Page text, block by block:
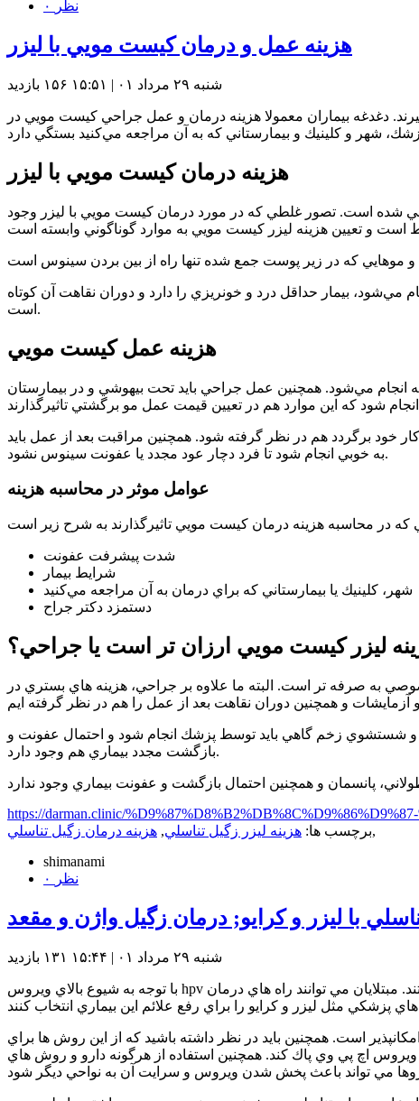
۰ نظر
هزينه عمل و درمان كيست مويي با ليزر
شنبه ۲۹ مرداد ۰۱ | ۱۵:۵۱ ۱۵۶ بازديد
دغدغه بيماران معمولا هزينه درمان و عمل جراحي كيست مويي در
هزينه درمان كيست مويي با ليزر
شده است. تصور غلطي كه در مورد درمان كيست مويي با ليزر وجود
بيمار حداقل درد و خونريزي را دارد و دوران نقاهت آن كوتاه
است.
هزينه عمل كيست مويي
مي‌شود. همچنين عمل جراحي بايد تحت بيهوشي و در بيمارستان
خود برگردد هم در نظر گرفته شود. همچنين مراقبت بعد از عمل بايد
به خوبي انجام شود تا فرد دچار عود مجدد يا عفونت سينوس نشود.
عوامل موثر در محاسبه هزينه
شدت پيشرفت عفونت
شرايط بيمار
شهر، كلينيك يا بيمارستاني كه براي درمان به آن مراجعه مي‌كنيد
دستمزد دكتر جراح
ليزر كيست مويي ارزان تر است يا جراحي؟
به صرفه تر است. البته ما علاوه بر جراحي، هزينه هاي بستري در
و شستشوي زخم گاهي بايد توسط پزشك انجام شود و احتمال عفونت و
بازگشت مجدد بيماري هم وجود دارد.
https://darman.clinic/
برچسب ها: هزينه ليزر زگيل تناسلي, هزينه درمان زگيل تناسلي
,
shimanami
۰ نظر
با ليزر و كرايو; درمان زگيل واژن و مقعد
شنبه ۲۹ مرداد ۰۱ | ۱۵:۴۴ ۱۳۱ بازديد
با توجه به شيوع بالاي ويروس hpv در همه جوامع و افزايش روابط جنسي نا ايمن، بسياري از افراد گرفتار اين بيماري مي شوند و به دنبال راهي براي درمان سريع آن هستند. مبتلايان مي توانند راه هاي درمان
است. همچنين بايد در نظر داشته باشيد كه از اين روش ها براي
اچ پي وي پاك كند. همچنين استفاده از هرگونه دارو و روش هاي